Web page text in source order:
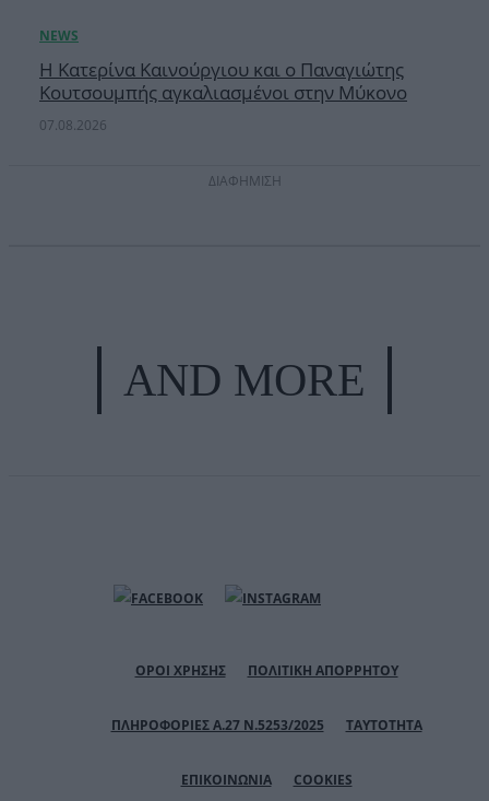
Η Κατερίνα Καινούργιου και ο Παναγιώτης
Κουτσουμπής αγκαλιασμένοι στην Μύκονο
07.08.2026
ΔΙΑΦΗΜΙΣΗ
AND MORE
ΟΡΟΙ ΧΡΗΣΗΣ ΠΟΛΙΤΙΚΗ ΑΠΟΡΡΗΤΟΥ
ΠΛΗΡΟΦΟΡΙΕΣ Α.27 Ν.5253/2025 ΤΑΥΤΟΤΗΤΑ
ΕΠΙΚΟΙΝΩΝΙΑ COOKIES